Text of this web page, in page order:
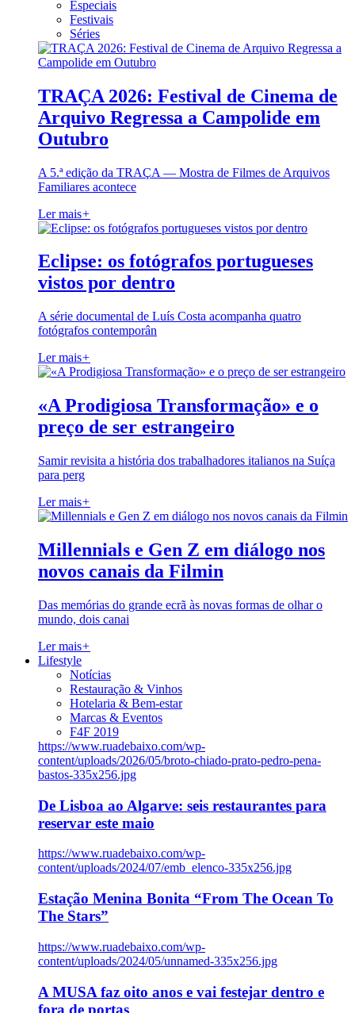
Especiais
Festivais
Séries
TRAÇA 2026: Festival de Cinema de
Arquivo Regressa a Campolide em
Outubro
A 5.ª edição da TRAÇA — Mostra de Filmes de Arquivos
Familiares acontece
Ler mais+
Eclipse: os fotógrafos portugueses
vistos por dentro
A série documental de Luís Costa acompanha quatro
fotógrafos contemporân
Ler mais+
«A Prodigiosa Transformação» e o
preço de ser estrangeiro
Samir revisita a história dos trabalhadores italianos na Suíça
para perg
Ler mais+
Millennials e Gen Z em diálogo nos
novos canais da Filmin
Das memórias do grande ecrã às novas formas de olhar o
mundo, dois canai
Ler mais+
Lifestyle
Notícias
Restauração & Vinhos
Hotelaria & Bem-estar
Marcas & Eventos
F4F 2019
https://www.ruadebaixo.com/wp-
content/uploads/2026/05/broto-chiado-prato-pedro-pena-
bastos-335x256.jpg
De Lisboa ao Algarve: seis restaurantes para
reservar este maio
https://www.ruadebaixo.com/wp-
content/uploads/2024/07/emb_elenco-335x256.jpg
Estação Menina Bonita “From The Ocean To
The Stars”
https://www.ruadebaixo.com/wp-
content/uploads/2024/05/unnamed-335x256.jpg
A MUSA faz oito anos e vai festejar dentro e
fora de portas